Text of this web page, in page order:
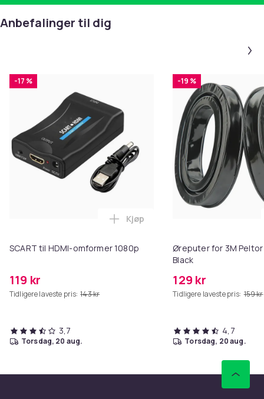
Anbefalinger til dig
-17 %
SCART til HDMI-omformer 1080p
119 kr
Tidligere laveste pris: 143 kr
Legg SCART til HDMI-omformer
Kjøp
3,7
torsdag, 20 aug.
-19 %
Øreputer for 3M Peltor
Black
129 kr
Tidligere laveste pris: 159 kr
4,7
torsdag, 20 aug.